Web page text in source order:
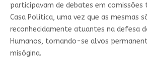
participavam de debates em comissões
Casa Política, uma vez que as mesmas
reconhecidamente atuantes na defesa
Humanos, tornando-se alvos
misógina.